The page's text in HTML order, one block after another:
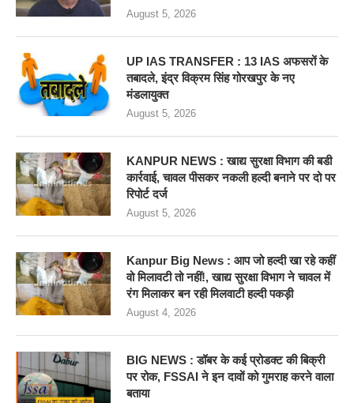
August 5, 2026
UP IAS TRANSFER : 13 IAS अफसरों के
तबादले, इंद्र विक्रम सिंह गोरखपुर के नए
मंडलायुक्त
August 5, 2026
KANPUR NEWS : खाद्य सुरक्षा विभाग की बडी
कार्रवाई, चावल पीसकर नकली हल्दी बनाने पर दो पर
रिपोर्ट दर्ज
August 5, 2026
Kanpur Big News : आप जो हल्दी खा रहे कहीं
वो मिलावटी तो नहीं!, खाद्य सुरक्षा विभाग ने चावल में
रंग मिलाकर बन रही मिलवाटी हल्दी पकड़ी
August 4, 2026
BIG NEWS : डॉबर के कई प्रोडक्ट की बिक्री
पर रोक, FSSAI ने इन दावों को गुमराह करने वाला
बताया